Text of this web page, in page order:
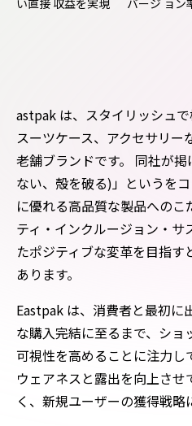
い直接 収益を実現
バージ ョン
astpak は、スタイリッシュ
スーツケース、アクセサリー
老舗ブランドです。 同社が
ない、殻を破る)」というを
に優れる高品質な製品への
ティ・インクルージョン・サ
たポジティブな変革を目指
あります。
Eastpak は、消費者と最初に
な購入完結に至るまで、ショ
可視性を高めることに注力
ウェアネスと露出を向上さ
く、新規ユーザーの獲得戦略